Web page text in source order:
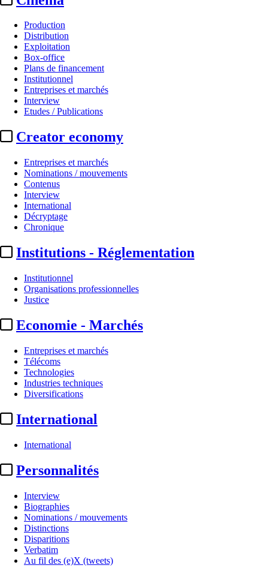
Production
Distribution
Exploitation
Box-office
Plans de financement
Institutionnel
Entreprises et marchés
Interview
Etudes / Publications
Creator economy
Entreprises et marchés
Nominations / mouvements
Contenus
Interview
International
Décryptage
Chronique
Institutions - Réglementation
Institutionnel
Organisations professionnelles
Justice
Economie - Marchés
Entreprises et marchés
Télécoms
Technologies
Industries techniques
Diversifications
International
International
Personnalités
Interview
Biographies
Nominations / mouvements
Distinctions
Disparitions
Verbatim
Au fil des (e)X (tweets)